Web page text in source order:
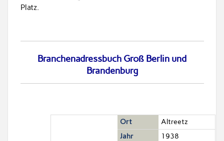
Platz.
Branchenadressbuch Groß Berlin und
Brandenburg
Ort
Altreetz
Jahr
1938